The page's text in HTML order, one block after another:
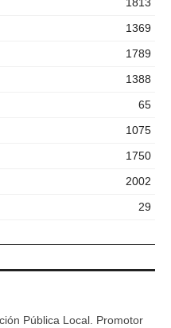
1813
1369
1789
1388
65
1075
1750
2002
29
Pública Local. Promotor